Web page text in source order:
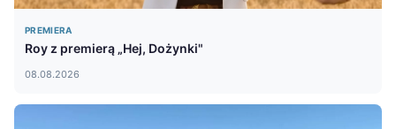
PREMIERA
Roy z premierą „Hej, Dożynki"
08.08.2026